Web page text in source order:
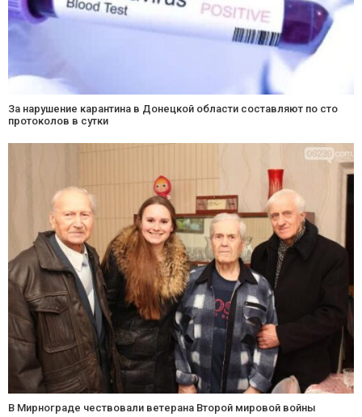
За нарушение карантина в Донецкой области составляют по сто
протоколов в сутки
В Мирнограде чествовали ветерана Второй мировой войны